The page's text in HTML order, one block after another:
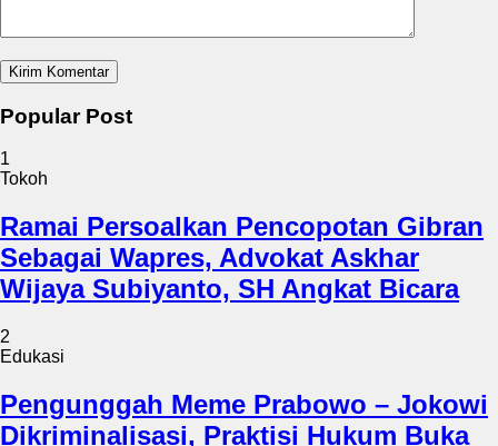
Popular Post
1
Tokoh
Ramai Persoalkan Pencopotan Gibran
Sebagai Wapres, Advokat Askhar
Wijaya Subiyanto, SH Angkat Bicara
2
Edukasi
Pengunggah Meme Prabowo – Jokowi
Dikriminalisasi, Praktisi Hukum Buka